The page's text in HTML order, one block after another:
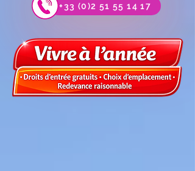
+33 (0)2 51 55 14 17